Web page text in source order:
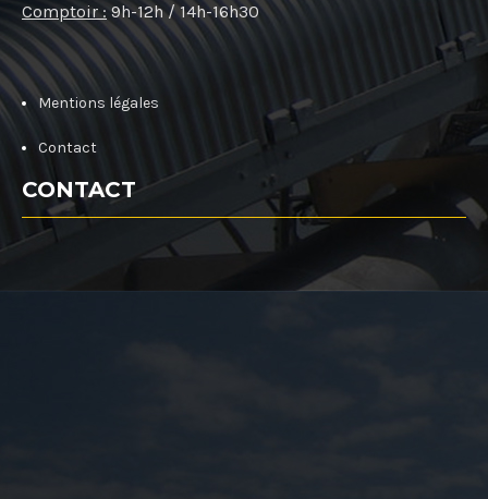
Comptoir : 9h-12h / 14h-16h30
Mentions légales
Contact
CONTACT